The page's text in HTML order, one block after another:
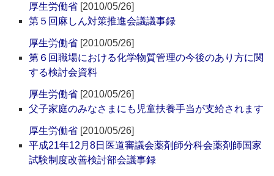
厚生労働省 [2010/05/26]
第５回麻しん対策推進会議議事録
厚生労働省 [2010/05/26]
第６回職場における化学物質管理の今後のあり方に関
する検討会資料
厚生労働省 [2010/05/26]
父子家庭のみなさまにも児童扶養手当が支給されます
厚生労働省 [2010/05/26]
平成21年12月8日医道審議会薬剤師分科会薬剤師国家
試験制度改善検討部会議事録